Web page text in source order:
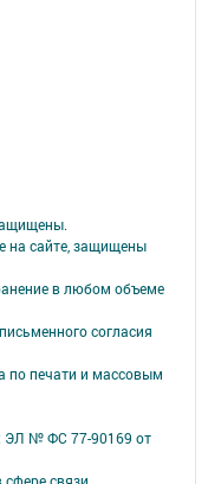
сайте, защищены
в любом объеме
согласия
по печати и массовым
ЭЛ № ФС 77-90169 от
связи,